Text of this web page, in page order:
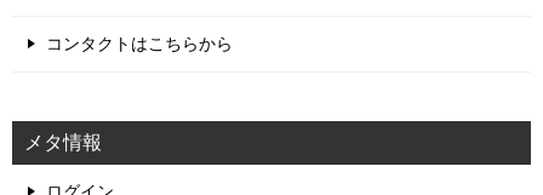
コンタクトはこちらから
メタ情報